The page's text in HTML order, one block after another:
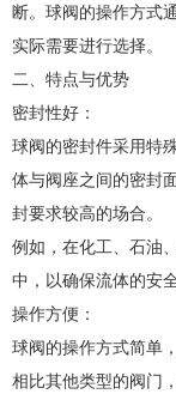
断。球阀的操作方式
实际需要进行选择。
二、特点与优势
密封性好：
球阀的密封件采用特
体与阀座之间的密封
封要求较高的场合。
例如，在化工、石油
中，以确保流体的安
操作方便：
球阀的操作方式简单
相比其他类型的阀门